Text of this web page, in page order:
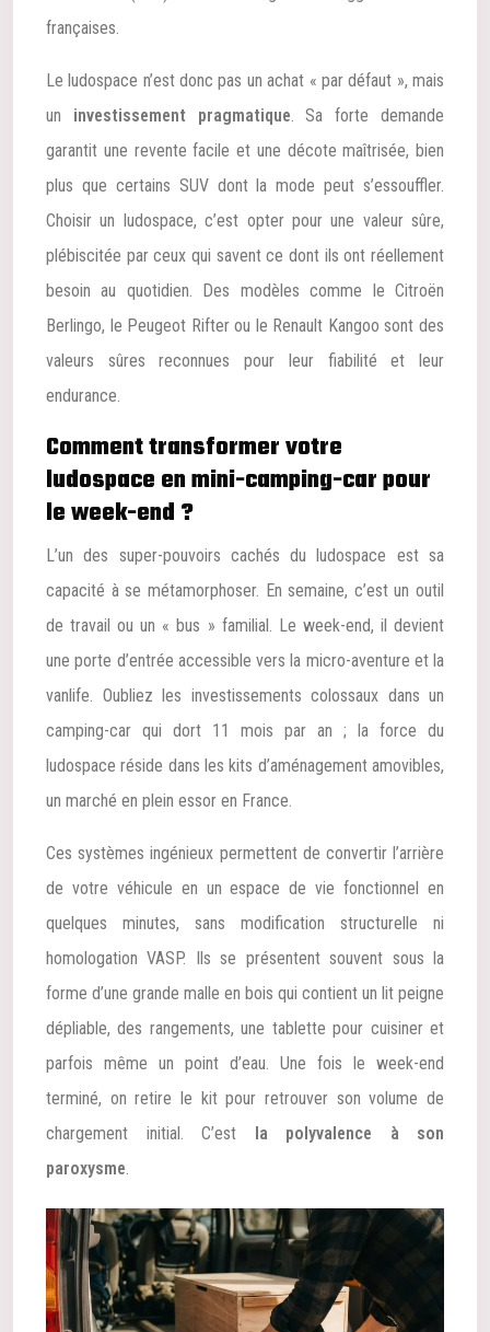
françaises.
Le ludospace n’est donc pas un achat « par défaut », mais
un investissement pragmatique. Sa forte demande
garantit une revente facile et une décote maîtrisée, bien
plus que certains SUV dont la mode peut s’essouffler.
Choisir un ludospace, c’est opter pour une valeur sûre,
plébiscitée par ceux qui savent ce dont ils ont réellement
besoin au quotidien. Des modèles comme le Citroën
Berlingo, le Peugeot Rifter ou le Renault Kangoo sont des
valeurs sûres reconnues pour leur fiabilité et leur
endurance.
Comment transformer votre
ludospace en mini-camping-car pour
le week-end ?
L’un des super-pouvoirs cachés du ludospace est sa
capacité à se métamorphoser. En semaine, c’est un outil
de travail ou un « bus » familial. Le week-end, il devient
une porte d’entrée accessible vers la micro-aventure et la
vanlife. Oubliez les investissements colossaux dans un
camping-car qui dort 11 mois par an ; la force du
ludospace réside dans les kits d’aménagement amovibles,
un marché en plein essor en France.
Ces systèmes ingénieux permettent de convertir l’arrière
de votre véhicule en un espace de vie fonctionnel en
quelques minutes, sans modification structurelle ni
homologation VASP. Ils se présentent souvent sous la
forme d’une grande malle en bois qui contient un lit peigne
dépliable, des rangements, une tablette pour cuisiner et
parfois même un point d’eau. Une fois le week-end
terminé, on retire le kit pour retrouver son volume de
chargement initial. C’est la polyvalence à son
paroxysme.